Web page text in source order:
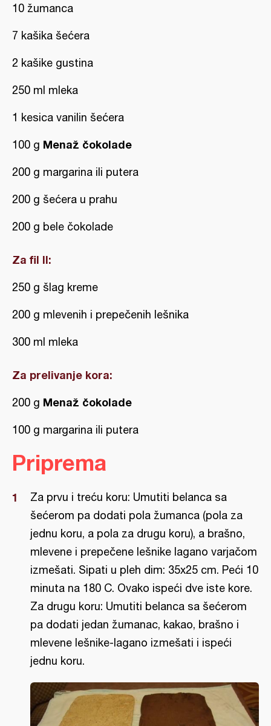
10 žumanca
7 kašika šećera
2 kašike gustina
250 ml mleka
1 kesica vanilin šećera
100 g Menaž čokolade
200 g margarina ili putera
200 g šećera u prahu
200 g bele čokolade
Za fil II:
250 g šlag kreme
200 g mlevenih i prepečenih lešnika
300 ml mleka
Za prelivanje kora:
200 g Menaž čokolade
100 g margarina ili putera
Priprema
Za prvu i treću koru: Umutiti belanca sa
šećerom pa dodati pola žumanca (pola za
jednu koru, a pola za drugu koru), a brašno,
mlevene i prepečene lešnike lagano varjačom
izmešati. Sipati u pleh dim: 35x25 cm. Peći 10
minuta na 180 C. Ovako ispeći dve iste kore.
Za drugu koru: Umutiti belanca sa šećerom
pa dodati jedan žumanac, kakao, brašno i
mlevene lešnike-lagano izmešati i ispeći
jednu koru.